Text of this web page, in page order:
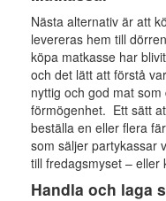
Nästa alternativ är att
levereras hem till
köpa matkasse har
och det lätt att förstå
nyttig och god mat
förmögenhet. Ett sätt
beställa en eller flera
som säljer partykassar
till fredagsmyset – eller
Handla och laga